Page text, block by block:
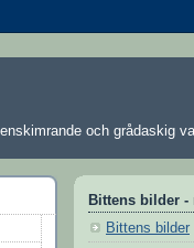
och grådaskig
Bittens bilder
Bittens bilder